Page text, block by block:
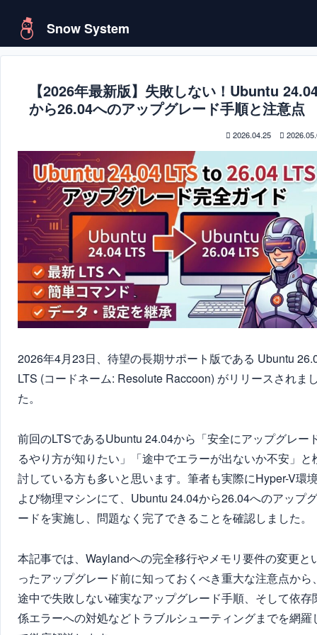
Snow System
【2026年最新版】失敗しない！Ubuntu
から26.04へのアップグレード手順と注意点
2026.04.25
2026年4月23日、待望の長期サポート版である Ubuntu
LTS (コードネーム: Resolute Raccoon) がリリースされま
た。
前回のLTSであるUbuntu 24.04から「安全にアップグレー
るやり方が知りたい」「途中でエラーが出ないか不安」と
討している方も多いと思います。筆者も実際にHyper-V環
よび物理マシンにて、Ubuntu 24.04から26.04へのアップ
ードを実施し、問題なく完了できることを確認しました。
本記事では、Waylandへの完全移行やメモリ要件の変更と
ったアップグレード前に知っておくべき重大な注意点から
途中で失敗しない確実なアップグレード手順、そして依存
係エラーへの対処などトラブルシューティングまでを網羅